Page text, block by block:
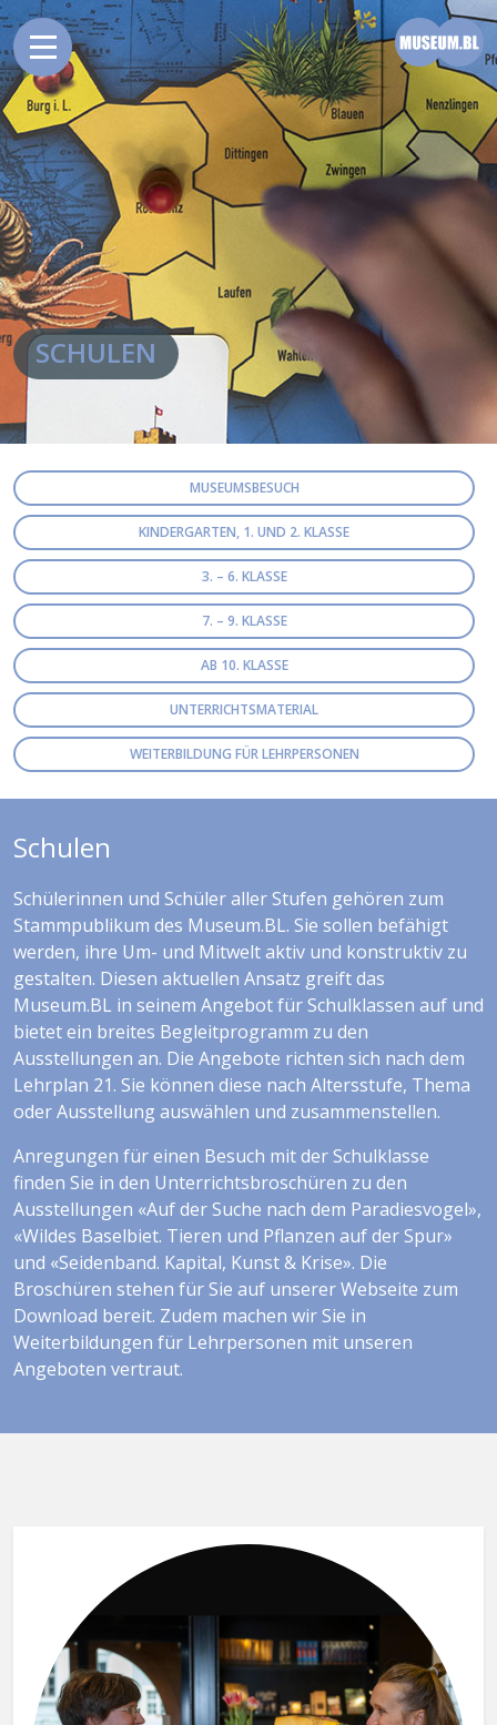
SCHULEN
MUSEUMSBESUCH
KINDERGARTEN, 1. UND 2. KLASSE
3. – 6. KLASSE
7. – 9. KLASSE
AB 10. KLASSE
UNTERRICHTSMATERIAL
WEITERBILDUNG FÜR LEHRPERSONEN
Schulen
Schülerinnen und Schüler aller Stufen gehören zum
Stammpublikum des Museum.BL. Sie sollen befähigt
werden, ihre Um- und Mitwelt aktiv und konstruktiv zu
gestalten. Diesen aktuellen Ansatz greift das
Museum.BL in seinem Angebot für Schulklassen auf und
bietet ein breites Begleitprogramm zu den
Ausstellungen an. Die Angebote richten sich nach dem
Lehrplan 21. Sie können diese nach Altersstufe, Thema
oder Ausstellung auswählen und zusammenstellen.
Anregungen für einen Besuch mit der Schulklasse
finden Sie in den Unterrichtsbroschüren zu den
Ausstellungen «Auf der Suche nach dem Paradiesvogel»,
«Wildes Baselbiet. Tieren und Pflanzen auf der Spur»
und «Seidenband. Kapital, Kunst & Krise». Die
Broschüren stehen für Sie auf unserer Webseite zum
Download bereit. Zudem machen wir Sie in
Weiterbildungen für Lehrpersonen mit unseren
Angeboten vertraut.